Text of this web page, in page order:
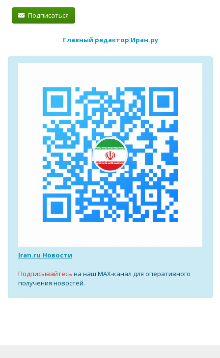
Подписаться
Главный редактор Иран.ру
Iran.ru Новости
Подписывайтесь на наш MAX-канал для оперативного
получения новостей.